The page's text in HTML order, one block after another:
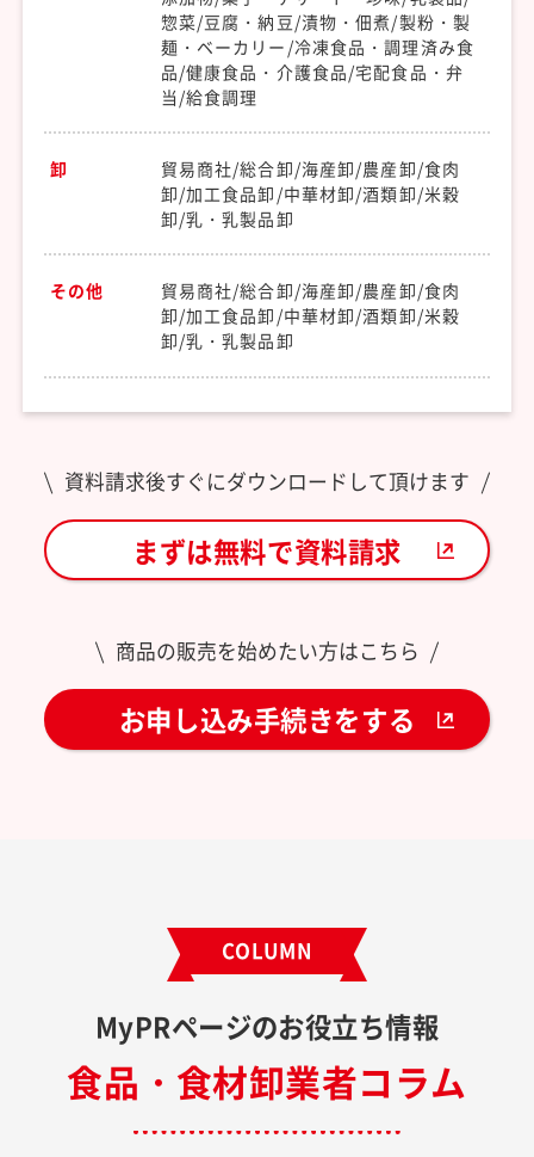
惣菜/豆腐・納豆/漬物・佃煮/製粉・製
麺・ベーカリー/冷凍食品・調理済み食
品/健康食品・介護食品/宅配食品・弁
当/給食調理
卸
貿易商社/総合卸/海産卸/農産卸/食肉
卸/加工食品卸/中華材卸/酒類卸/米穀
卸/乳・乳製品卸
その他
貿易商社/総合卸/海産卸/農産卸/食肉
卸/加工食品卸/中華材卸/酒類卸/米穀
卸/乳・乳製品卸
資料請求後すぐにダウンロードして頂けます
まずは無料で資料請求
商品の販売を始めたい方はこちら
お申し込み手続きをする
COLUMN
MyPRページのお役立ち情報
食品・食材卸業者コラム